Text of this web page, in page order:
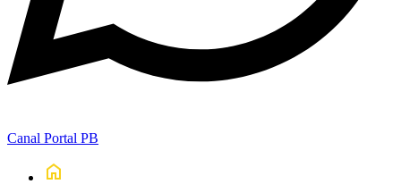
Canal Portal PB